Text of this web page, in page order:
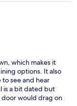
monkeys,
renovation, so
the breakfast
you want to
than some
a few nights at
which makes it
options. It also
see and hear
is a bit dated but
would drag on